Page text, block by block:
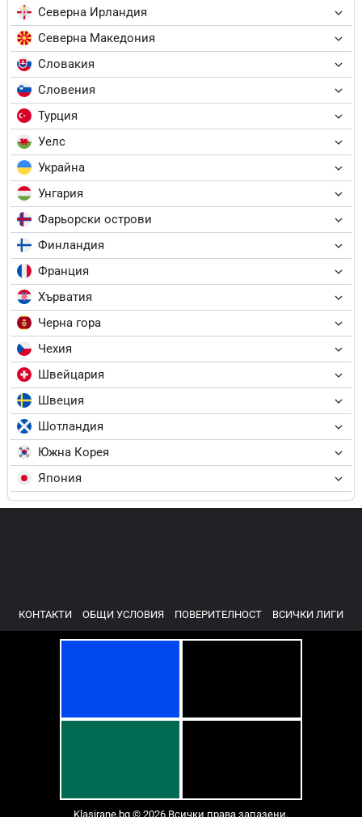
Северна Ирландия
Северна Македония
Словакия
Словения
Турция
Уелс
Украйна
Унгария
Фарьорски острови
Финландия
Франция
Хърватия
Черна гора
Чехия
Швейцария
Швеция
Шотландия
Южна Корея
Япония
КОНТАКТИ ОБЩИ УСЛОВИЯ ПОВЕРИТЕЛНОСТ ВСИЧКИ ЛИГИ
Klasirane.bg © 2026 Всички права запазени.